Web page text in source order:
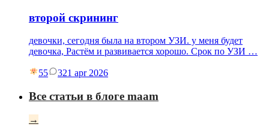
второй скрининг
девочки, сегодня была на втором УЗИ. у меня будет
девочка, Растём и развивается хорошо. Срок по УЗИ …
55 321 apr 2026
Все статьи в блоге maam
→